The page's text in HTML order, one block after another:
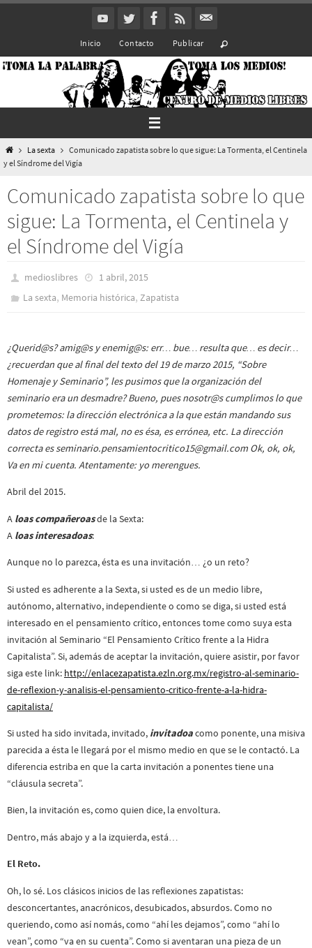
Inicio Contacto Publicar
InicioLa sexta
Comunicado zapatista sobre lo que sigue: La Tormenta, el Centinela
y el Síndrome del Vigía
Comunicado zapatista sobre lo que
sigue: La Tormenta, el Centinela y
el Síndrome del Vigía
medioslibres
1 abril, 2015
La sexta, Memoria histórica, Zapatista
¿Querid@s? amig@s y enemig@s: err… bue… resulta que… es decir…
¿recuerdan que al final del texto del 19 de marzo 2015, “Sobre
Homenaje y Seminario”, les pusimos que la organización del
seminario era un desmadre? Bueno, pues nosotr@s cumplimos lo que
prometemos: la dirección electrónica a la que están mandando sus
datos de registro está mal, no es ésa, es errónea, etc. La dirección
correcta esseminario.pensamientocritico15@gmail.com Ok, ok, ok,
Va en mi cuenta. Atentamente: yo merengues.
Abril del 2015.
A loas compañeroasde la Sexta:
A loas interesadoas:
Aunque no lo parezca, ésta es una invitación… ¿o un reto?
Si usted es adherente a la Sexta, si usted es de un medio libre,
autónomo, alternativo, independiente o como se diga, si usted está
interesado en el pensamiento crítico, entonces tome como suya esta
invitación al Seminario “El Pensamiento Crítico frente a la Hidra
Capitalista”. Si, además de aceptar la invitación, quiere asistir, por favor
siga este link: http://enlacezapatista.ezln.org.mx/registro-al-seminario-
de-reflexion-y-analisis-el-pensamiento-critico-frente-a-la-hidra-
capitalista/
Si usted ha sido invitada, invitado, invitadoacomo ponente, una misiva
parecida a ésta le llegará por el mismo medio en que se le contactó. La
diferencia estriba en que la carta invitación a ponentes tiene una
“cláusula secreta”.
Bien, la invitación es, como quien dice, la envoltura.
Dentro, más abajo y a la izquierda, está…
El Reto.
Oh, lo sé. Los clásicos inicios de las reflexiones zapatistas:
desconcertantes, anacrónicos, desubicados, absurdos. Como no
queriendo, como así nomás, como “ahí les dejamos”, como “ahí lo
vean”, como “va en su cuenta”. Como si aventaran una pieza de un